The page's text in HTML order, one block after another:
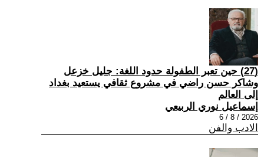
(27) حين تعبر الطفولة حدود اللغة: جليل خزعل
وشاكر حسن راضي في مشروع ثقافي يستعيد بغداد
إلى العالم
إسماعيل نوري الربيعي
2026 / 8 / 6
الادب والفن